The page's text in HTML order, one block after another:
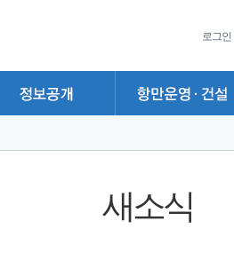
로그인
새소식